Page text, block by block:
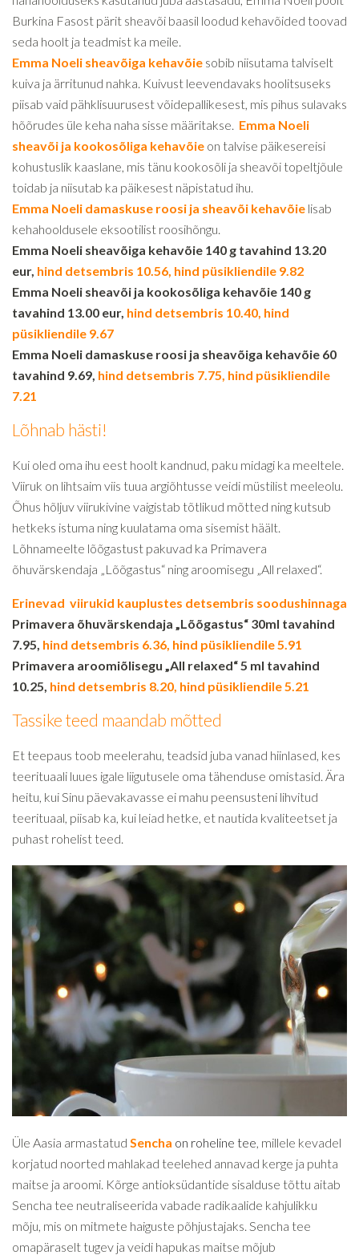
Burkina Fasost pärit sheavõi baasil loodud kehavõided toovad
seda hoolt ja teadmist ka meile.
Emma Noeli sheavõiga kehavõie sobib niisutama talviselt
kuiva ja ärritunud nahka. Kuivust leevendavaks hoolitsuseks
piisab vaid pähklisuurusest võidepallikesest, mis pihus sulavaks
hõõrudes üle keha naha sisse määritakse. Emma Noeli
sheavõi ja kookosõliga kehavõie on talvise päikesereisi
kohustuslik kaaslane, mis tänu kookosõli ja sheavõi topeltjõule
toidab ja niisutab ka päikesest näpistatud ihu.
Emma Noeli damaskuse roosi ja sheavõi kehavõie lisab
kehahooldusele eksootilist roosihõngu.
Emma Noeli sheavõiga kehavõie 140 g tavahind 13.20
eur, hind detsembris 10.56, hind püsikliendile 9.82
Emma Noeli sheavõi ja kookosõliga kehavõie 140 g
tavahind 13.00 eur, hind detsembris 10.40, hind
püsikliendile 9.67
Emma Noeli damaskuse roosi ja sheavõiga kehavõie 60
tavahind 9.69, hind detsembris 7.75, hind püsikliendile
7.21
Lõhnab hästi!
Kui oled oma ihu eest hoolt kandnud, paku midagi ka meeltele.
Viiruk on lihtsaim viis tuua argiõhtusse veidi müstilist meeleolu.
Õhus hõljuv viirukivine vaigistab tõtlikud mõtted ning kutsub
hetkeks istuma ning kuulatama oma sisemist häält.
Lõhnameelte lõõgastust pakuvad ka Primavera
õhuvärskendaja „Lõõgastus“ ning aroomisegu „All relaxed“.
Erinevad viirukid kauplustes detsembris soodushinnaga
Primavera õhuvärskendaja „Lõõgastus“ 30ml tavahind
7.95, hind detsembris 6.36, hind püsikliendile 5.91
Primavera aroomiõlisegu „All relaxed“ 5 ml tavahind
10.25, hind detsembris 8.20, hind püsikliendile 5.21
Tassike teed maandab mõtted
Et teepaus toob meelerahu, teadsid juba vanad hiinlased, kes
teerituaali luues igale liigutusele oma tähenduse omistasid. Ära
heitu, kui Sinu päevakavasse ei mahu peensusteni lihvitud
teerituaal, piisab ka, kui leiad hetke, et nautida kvaliteetset ja
puhast rohelist teed.
Üle Aasia armastatud Sencha on roheline tee, millele kevadel
korjatud noorted mahlakad teelehed annavad kerge ja puhta
maitse ja aroomi. Kõrge antioksüdantide sisalduse tõttu aitab
Sencha tee neutraliseerida vabade radikaalide kahjulikku
mõju, mis on mitmete haiguste põhjustajaks. Sencha tee
omapäraselt tugev ja veidi hapukas maitse mõjub